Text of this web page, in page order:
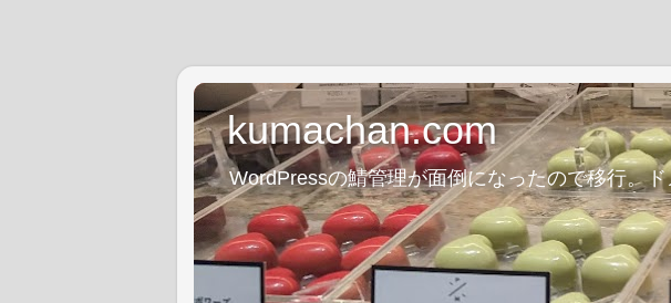
kumachan.com
WordPressの鯖管理が面倒になったので移行。